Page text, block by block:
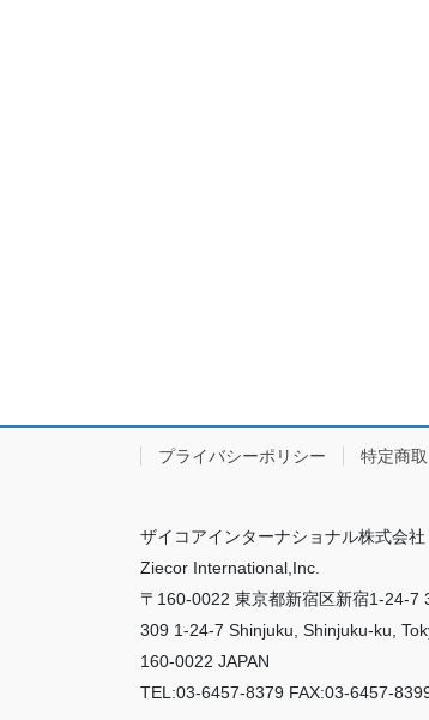
プライバシーポリシー 特定商
ザイコアインターナショナル株式会社
Ziecor International,Inc.
〒160-0022 東京都新宿区新宿1-24-7
309 1-24-7 Shinjuku, Shinjuku-ku,
160-0022 JAPAN
TEL:03-6457-8379 FAX:03-6457-